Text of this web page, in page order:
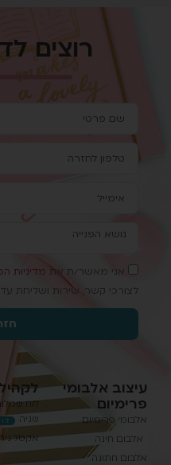
רוצים
אני מאשר/ת את מדיניות
לצורכי קשר, שירות ושליחת
עיצוב אלבומי
פרימיום
אלבומי פרימיום
אלבום חינה
אלבום חתונה
לוח
שניה
אקסל